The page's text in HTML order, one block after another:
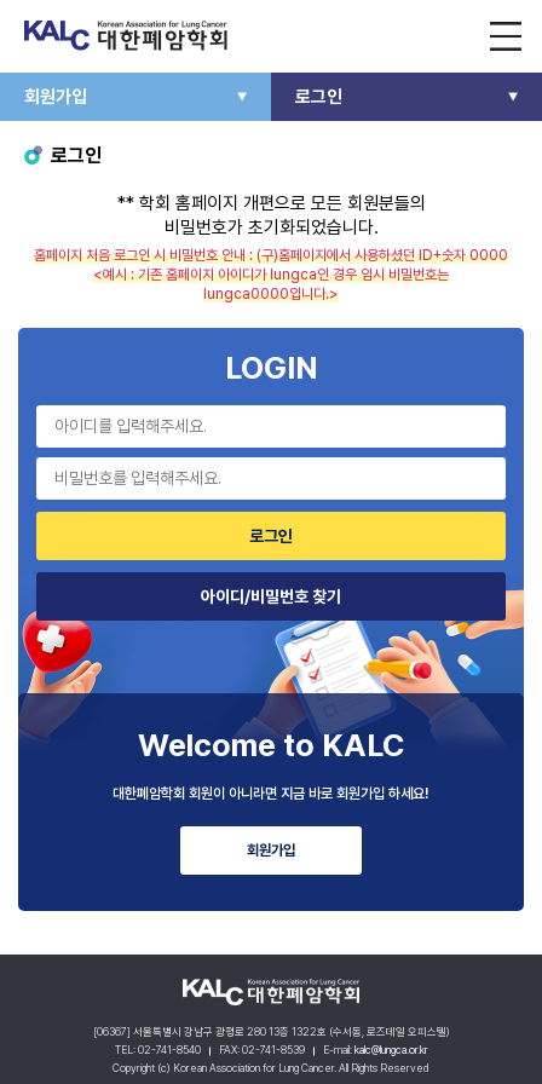
로그인
회원가입 로그인
** 학회 홈페이지 개편으로 모든 회원분들의
비밀번호가 초기화되었습니다.
홈페이지 처음 로그인 시 비밀번호 안내 : (구)홈페이지에서 사용하셨던 ID+숫자 0000
<예시 : 기존 홈페이지 아이디가 lungca인 경우 임시 비밀번호는
lungca0000입니다.>
LOGIN
아이디/비밀번호 찾기
Welcome toKALC
대한폐암학회 회원이 아니라면 지금 바로 회원가입 하세요!
회원가입
[06367] 서울특별시 강남구 광평로 280 13층 1322호 (수서동, 로즈데일 오피스텔)
TEL: 02-741-8540
FAX: 02-741-8539 E-mail: kalc@lungca.or.kr
Copyright (c) Korean Association for Lung Cancer. All Rights Reserved